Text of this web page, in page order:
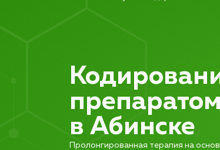
в Абинске
Пролонгированная терапия на